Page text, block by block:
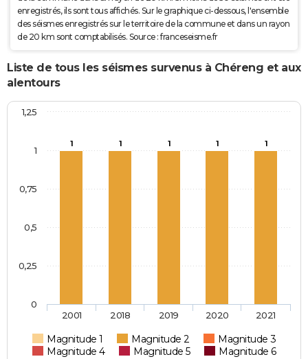
enregistrés, ils sont tous affichés. Sur le graphique ci-dessous, l'ensemble
des séismes enregistrés sur le territoire de la commune et dans un rayon
de 20 km sont comptabilisés. Source : franceseisme.fr
Liste de tous les séismes survenus à Chéreng et aux
alentours
1 1 1 1 1
Magnitude 1 Magnitude 2
Magnitude 3
Magnitude 4
Magnitude 5 Magnitude 6
2001 2018 2019 2020 2021
0
0,25
0,5
0,75
1
1,25